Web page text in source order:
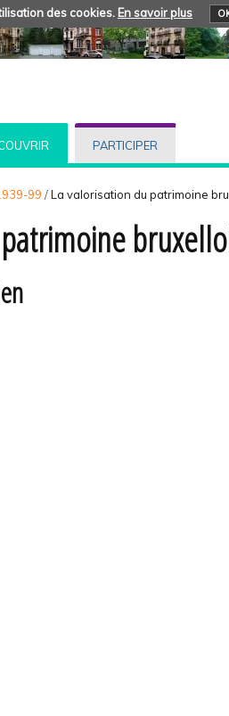
des cookies. En savoir plus
PARTICIPER
99 /La valorisation du patrimoine